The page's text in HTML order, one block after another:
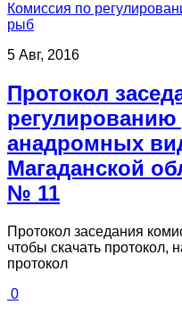
Комиссия по
рыб
5 Авг, 2016
Протокол
анадромных
Магаданской
№ 11
Протокол заседания
чтобы скачать протокол,
протокол
0